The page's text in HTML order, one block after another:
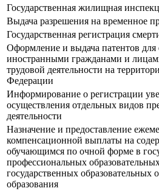
Государственная жилищная
Выдача разрешения на временное
Государственная регистрация
Оформление и выдача патентов для
иностранными гражданами и
трудовой деятельности на
Федерации
Информирование о регистрации
осуществления отдельных видов
деятельности
Назначение и предоставление
компенсационной выплаты на
обучающимся по очной форме в
профессиональных
государственных образовательных
образования